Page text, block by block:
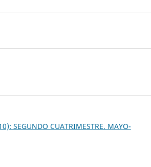
SEGUNDO CUATRIMESTRE. MAYO-